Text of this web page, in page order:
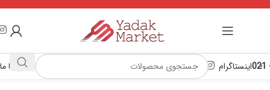
اینستاگرام تماس با ما